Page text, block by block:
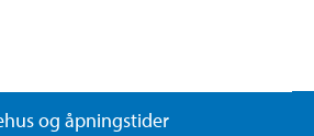
og åpningstider